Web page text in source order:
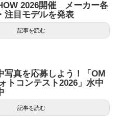
2026開催 メーカー各
注目モデルを発表
記事を読む
写真を応募しよう！「OM
トコンテスト2026」水中
記事を読む